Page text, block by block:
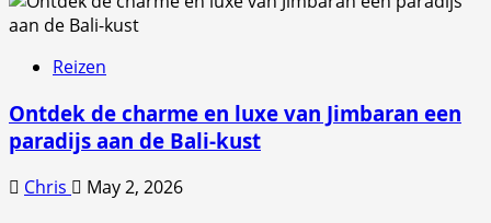
Reizen
Ontdek de charme en luxe van Jimbaran een
paradijs aan de Bali-kust
Chris May 2, 2026